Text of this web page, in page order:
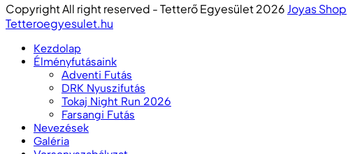
Copyright All right reserved - Tetterő Egyesület 2026 Joyas Shop
Tetteroegyesulet.hu
Kezdolap
Élményfutásaink
Adventi Futás
DRK Nyuszifutás
Tokaj Night Run 2026
Farsangi Futás
Nevezések
Galéria